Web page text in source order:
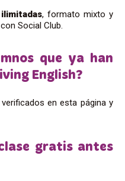
, formato mixto y
Social Club.
que ya han
English?
en esta página y
gratis antes